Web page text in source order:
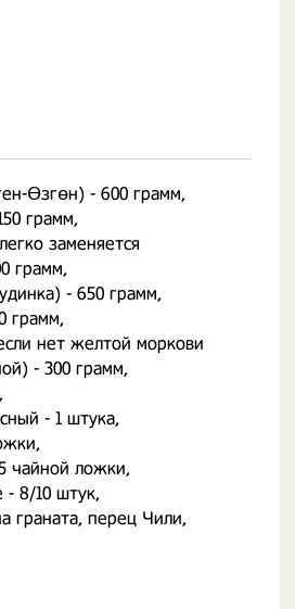
Өзгөн) - 600 грамм,
грамм,
заменяется
грамм,
- 650 грамм,
грамм,
нет желтой моркови
- 300 грамм,
- 1 штука,
чайной ложки,
- 8/10 штук,
граната, перец Чили,